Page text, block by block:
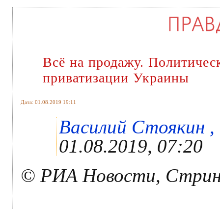
Всё на продажу.
приватизации Украины
Дата: 01.08.2019 19:11
Василий Стоякин
01.08.2019, 07:20
© РИА Новости,